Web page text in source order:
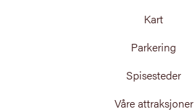
Kart
Parkering
Spisesteder
Våre attraksjoner